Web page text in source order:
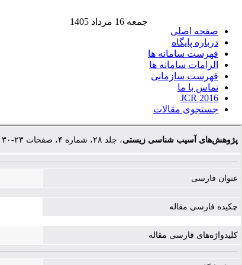
صفحه اصلی
درباره پایگاه
فهرست سامانه ها
الزامات سامانه ها
فهرست سازمانی
تماس با ما
JCR 2016
جستجوی مقالات
جمعه 16 مرداد 1405
پژوهش‌های آسیب‌ شناسی زیستی، جلد ۲۸، شماره ۴، صفحات ۲۳-۳۰
عنوان فارسی
چکیده فارسی مقاله
کلیدواژه‌های فارسی مقاله